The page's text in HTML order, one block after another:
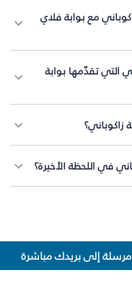
مع بوابة فلاي
التي تقدّمها بوابة
في اللحظة الأخيرة؟
إلى بريدك مباشرة